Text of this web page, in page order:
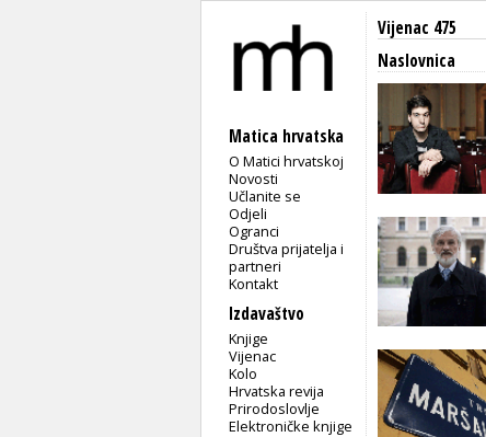
Matica hrvatska
O Matici hrvatskoj
Novosti
Učlanite se
Odjeli
Ogranci
Društva prijatelja i
partneri
Kontakt
Izdavaštvo
Knjige
Vijenac
Kolo
Hrvatska revija
Prirodoslovlje
Elektroničke knjige
Vijenac 475
Naslovnica